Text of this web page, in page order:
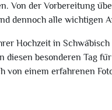
Von der Vorbereitung
dennoch alle wichtigen
Hochzeit in
diesen besonderen Tag
von einem erfahrenen